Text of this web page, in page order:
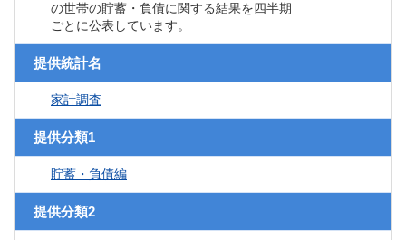
の世帯の貯蓄・負債に関する結果を四半期
ごとに公表しています。
提供統計名
家計調査
提供分類1
貯蓄・負債編
提供分類2